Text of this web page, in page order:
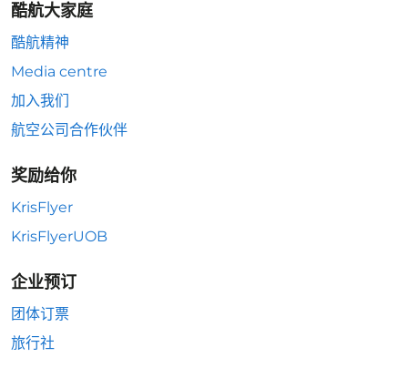
酷航大家庭
酷航精神
Media centre
加入我们
航空公司合作伙伴
奖励给你
KrisFlyer
KrisFlyerUOB
企业预订
团体订票
旅行社